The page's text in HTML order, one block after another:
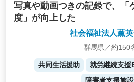
写真や動画つきの記録で、「
度」が向上した
社会福祉法人薫
群馬県／約150
共同生活援助 就労継続支援
障害者支援施設